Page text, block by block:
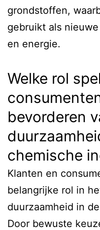
grondstoffen,
gebruikt als
en energie.
Welke rol
bevorderen
chemische
Klanten en
belangrijke rol in
duurzaamheid in
Door bewuste